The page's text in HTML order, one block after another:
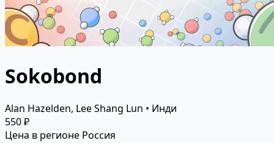
Sokobond
Alan Hazelden, Lee Shang Lun • Инди
550 ₽
Цена в регионе Россия